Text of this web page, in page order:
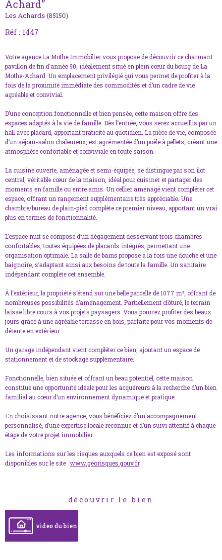
Achard"
Les Achards (85150)
Réf : 1447
Votre agenceLa Mothe Immobiliervous propose de découvrir ce charmant
pavillon de fin d'année 90, idéalement situé en plein cœur du bourg deLa
Mothe-Achard. Un emplacement privilégié qui vous permet de profiter à la
fois de la proximité immédiate des commodités et d’un cadre de vie
agréable et convivial.
D’une conception fonctionnelle et bien pensée, cette maison offre des
espaces adaptés à la vie de famille. Dès l’entrée, vous serez accueillis par un
hall avec placard, apportant praticité au quotidien. La pièce de vie, composée
d’un séjour-salon chaleureux, est agrémentée d’un poêle à pellets, créant une
atmosphère confortable et conviviale en toute saison.
La cuisine ouverte, aménagée et semi-équipée, se distingue par son îlot
central, véritable cœur de la maison, idéal pour cuisiner et partager des
moments en famille ou entre amis. Un cellier aménagé vient compléter cet
espace, offrant un rangement supplémentaire très appréciable. Une
chambre/bureau de plain-pied complète ce premier niveau, apportant un vrai
plus en termes de fonctionnalité.
L’espace nuit se compose d’un dégagement desservant trois chambres
confortables, toutes équipées de placards intégrés, permettant une
organisation optimale. La salle de bains propose à la fois une douche et une
baignoire, s’adaptant ainsi aux besoins de toute la famille. Un sanitaire
indépendant complète cet ensemble.
À l’extérieur, la propriété s’étend sur une belle parcelle de 1077 m², offrant de
nombreuses possibilités d’aménagement. Partiellement clôturé, le terrain
laisse libre cours à vos projets paysagers. Vous pourrez profiter des beaux
jours grâce à une agréable terrasse en bois, parfaite pour vos moments de
détente en extérieur.
Un garage indépendant vient compléter ce bien, ajoutant un espace de
stationnement et de stockage supplémentaire.
Fonctionnelle, bien située et offrant un beau potentiel, cette maison
constitue une opportunité idéale pour les acquéreurs à la recherche d’un bien
familial au cœur d’un environnement dynamique et pratique.
En choisissant notre agence, vous bénéficiez d’un accompagnement
personnalisé, d’une expertise locale reconnue et d’un suivi attentif à chaque
étape de votre projet immobilier.
Les informations sur les risques auxquels ce bien est exposé sont
disponibles sur le site :www.georisques.gouv.fr.
découvrir le bien
video du bien